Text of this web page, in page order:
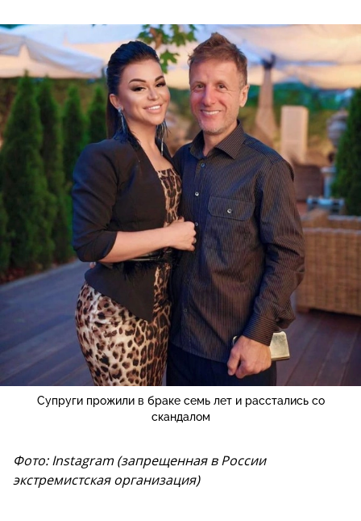
Супруги прожили в браке семь лет и расстались со
скандалом
Фото: Instagram (запрещенная в России
экстремистская организация)